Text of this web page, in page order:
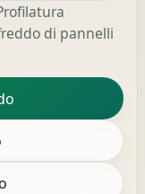
di pannelli